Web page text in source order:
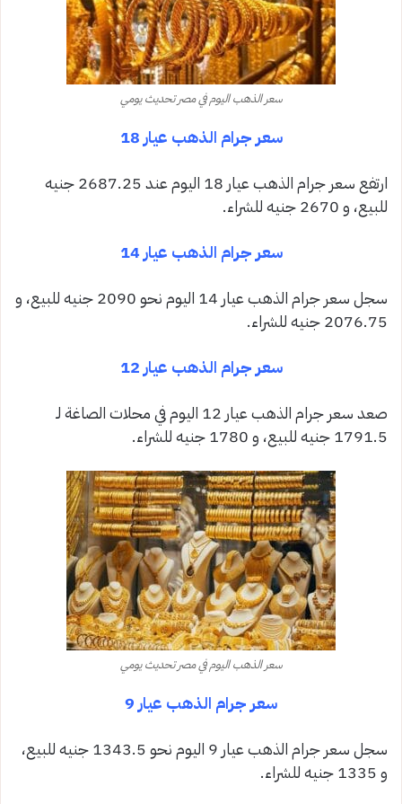
سعر الذهب اليوم في مصر تحديث يومي
سعر جرام الذهب عيار 18
ارتفع سعر جرام الذهب عيار 18 اليوم عند 2687.25 جنيه
للبيع، و 2670 جنيه للشراء.
سعر جرام الذهب عيار 14
سجل سعر جرام الذهب عيار 14 اليوم نحو 2090 جنيه للبيع، و
2076.75 جنيه للشراء.
سعر جرام الذهب عيار 12
صعد سعر جرام الذهب عيار 12 اليوم في محلات الصاغة لـ
1791.5 جنيه للبيع، و 1780 جنيه للشراء.
سعر الذهب اليوم في مصر تحديث يومي
سعر جرام الذهب عيار 9
سجل سعر جرام الذهب عيار 9 اليوم نحو 1343.5 جنيه للبيع،
و 1335 جنيه للشراء.